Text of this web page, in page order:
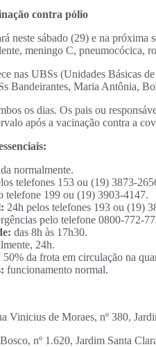
contra pólio
neste sábado (29) e na
meningo C, pneumocócica,
nas UBSs (Unidades Básicas
Bandeirantes, Maria Antônia,
os dias. Os pais ou
após a vacinação contra a
normalmente.
telefones 153 ou (19) 3873-
telefone 199 ou (19) 3903-4147.
24h pelos telefones 193 ou (19)
pelo telefone 0800-772-
das 8h às 17h30.
24h.
50% da frota em circulação na
funcionamento normal.
Vinicius de Moraes, nº 380,
nº 1.620, Jardim Santa